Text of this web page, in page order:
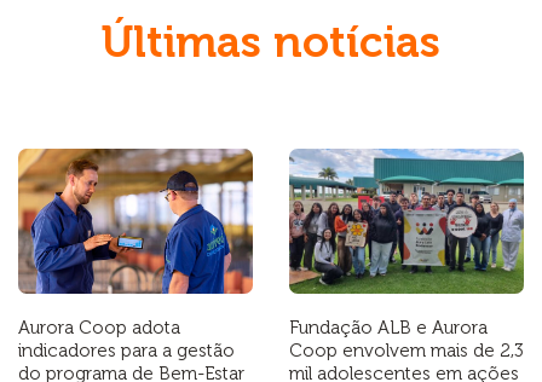
Últimas notícias
Aurora Coop adota
indicadores para a gestão
do programa de Bem-Estar
Fundação ALB e Aurora
Coop envolvem mais de 2,3
mil adolescentes em ações